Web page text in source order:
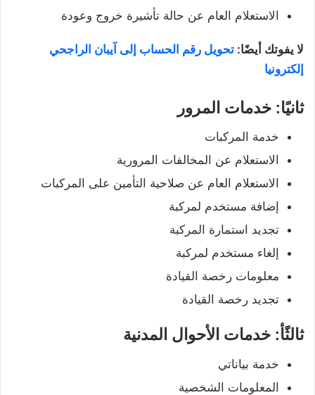
الاستعلام العام عن حالة تأشيرة خروج وعودة
لا يفوتك أيضًا: تحويل رقم الحساب إلى آيبان الراجحي
إلكترونيا
ثانيًا: خدمات المرور
خدمة المركبات
الاستعلام عن المخالفات المرورية
الاستعلام العام عن صلاحية التأمين على المركبات
إضافة مستخدم لمركبة
تجديد استمارة المركبة
إلغاء مستخدم لمركبة
معلومات رخصة القيادة
تجديد رخصة القيادة
ثالثًأ: خدمات الأحوال المدنية
خدمة بياناتي
المعلومات الشخصية